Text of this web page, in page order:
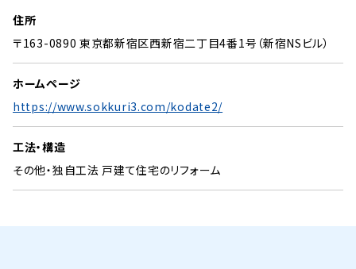
住所
〒163-0890 東京都新宿区西新宿二丁目4番1号（新宿NSビル）
ホームページ
https://www.sokkuri3.com/kodate2/
工法・構造
その他・独自工法 戸建て住宅のリフォーム